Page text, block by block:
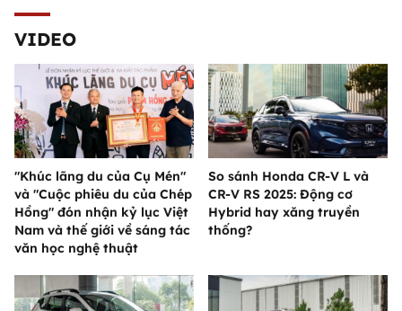
VIDEO
"Khúc lãng du của Cụ Mén"
và "Cuộc phiêu du của Chép
Hồng" đón nhận kỷ lục Việt
Nam và thế giới về sáng tác
văn học nghệ thuật
So sánh Honda CR-V L và
CR-V RS 2025: Động cơ
Hybrid hay xăng truyền
thống?